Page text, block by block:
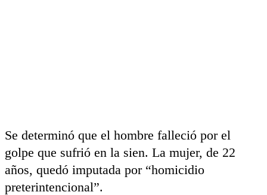
Se determinó que el hombre falleció por el
golpe que sufrió en la sien. La mujer, de 22
años, quedó imputada por “homicidio
preterintencional”.